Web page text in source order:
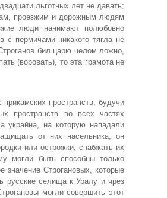
льготных лет не давать;
проезжим и дорожным людям
люди нанимают полюбовно
с пермичами никакого тягла не
бил царю челом ложно,
(воровать), то эта грамота не
пространств, будучи
пространств во всех частях
украйна, на которую нападали
от них насельника, он
или острожки, снабжать их
могли быть способны только
значение Строгановых, которые
русские селища к Уралу и чрез
могли совершить этот